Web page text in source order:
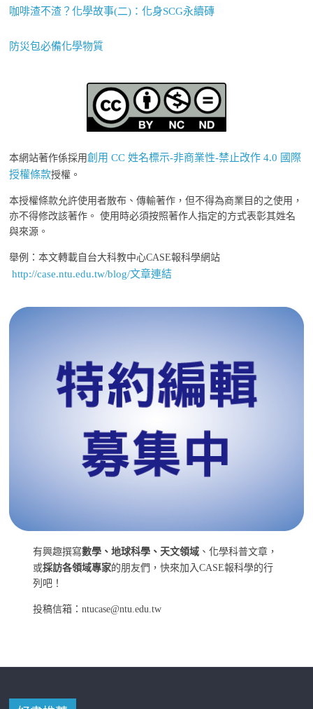
咖啡渣不渣？化學故事(二)：化身SCG永續磚
防災包必備化學物質
本網站著作係採用創用 CC 姓名標示-非商業性-禁止改作 4.0 國際
授權條款授權。
本授權條款允許使用者散布、傳輸著作，但不得為商業目的之使用，
亦不得修改該著作。 使用時必須按照著作人指定的方式表彰其姓名
與來源。
舉例：本文轉載自台大科教中心CASE報科學網站
http://case.ntu.edu.tw/blog/文章連結
有興趣撰寫數學、地球科學、天文領域 、化學科普文章，
或採訪各領域專家的朋友們，快來加入CASE報科學的行
列吧！
投稿信箱：ntucase@ntu.edu.tw